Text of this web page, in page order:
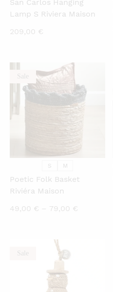
San Carlos Hanging
Lamp S Riviera Maison
209,00 €
Sale QUICKVIEW
S M
Poetic Folk Basket
Riviéra Maison
49,00 € – 79,00 €
Sale